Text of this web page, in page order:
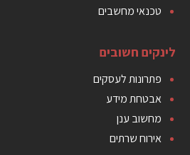
טכנאי מחשבים
לינקים חשובים
פתרונות לעסקים
אבטחת מידע
מחשוב ענן
אירוח שרתים